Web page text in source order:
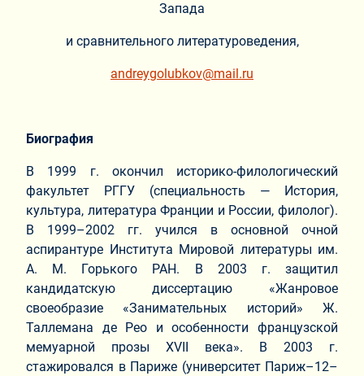
Запада
и сравнительного литературоведения,
andreygolubkov@mail.ru
Биография
В 1999 г. окончил историко-филологический
факультет РГГУ (специальность — История,
культура, литература Франции и России, филолог).
В 1999–2002 гг. учился в основной очной
аспирантуре Института Мировой литературы им.
А. М. Горького РАН. В 2003 г. защитил
кандидатскую диссертацию «Жанровое
своеобразие «Занимательных историй» Ж.
Таллемана де Рео и особенности французской
мемуарной прозы XVII века». В 2003 г.
стажировался в Париже (университет Париж–12–